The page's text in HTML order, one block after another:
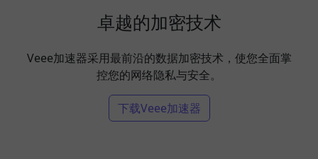
卓越的加密技术
Veee加速器采用最前沿的数据加密技术，使您全面掌
控您的网络隐私与安全。
下载Veee加速器